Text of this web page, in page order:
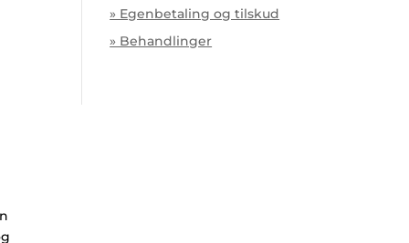
» Egenbetaling og tilskud
» Behandlinger